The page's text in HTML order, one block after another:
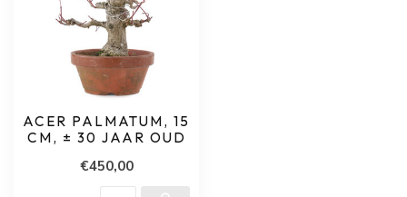
ACER PALMATUM, 15
CM, ± 30 JAAR OUD
€450,00